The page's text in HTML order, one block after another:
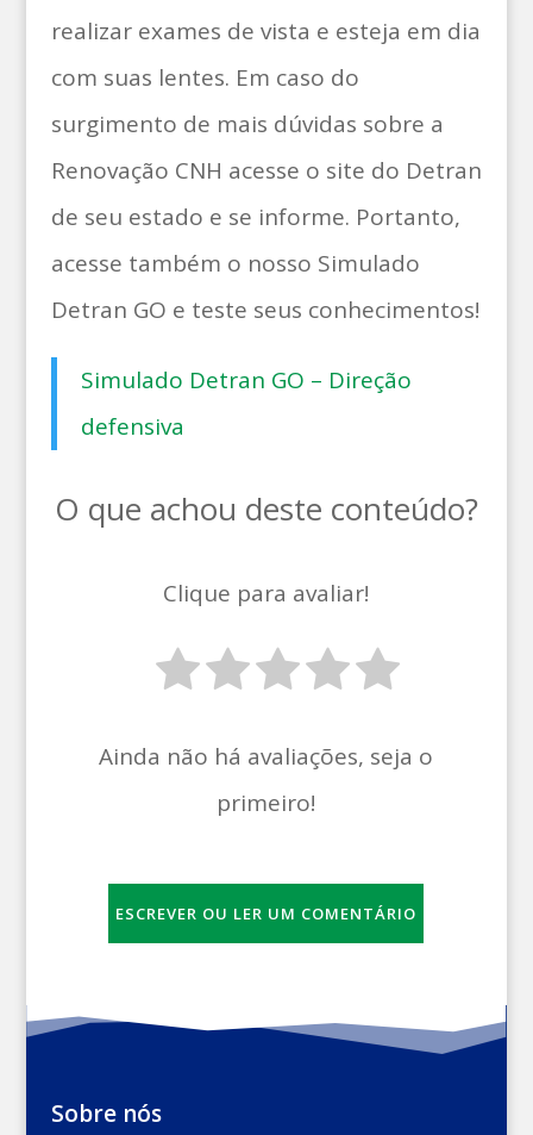
realizar exames de vista e esteja em dia
com suas lentes. Em caso do
surgimento de mais dúvidas sobre a
Renovação CNH acesse o site do Detran
de seu estado e se informe. Portanto,
acesse também o nosso Simulado
Detran GO e teste seus conhecimentos!
Simulado Detran GO – Direção
defensiva
O que achou deste conteúdo?
Clique para avaliar!
Ainda não há avaliações, seja o
primeiro!
ESCREVER OU LER UM COMENTÁRIO
Sobre nós